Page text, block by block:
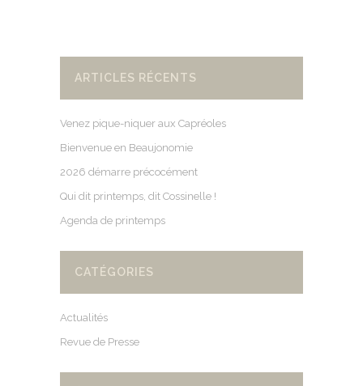
ARTICLES RÉCENTS
Venez pique-niquer aux Capréoles
Bienvenue en Beaujonomie
2026 démarre précocément
Qui dit printemps, dit Cossinelle !
Agenda de printemps
CATÉGORIES
Actualités
Revue de Presse